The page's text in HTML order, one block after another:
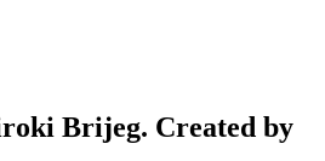
Brijeg. Created by